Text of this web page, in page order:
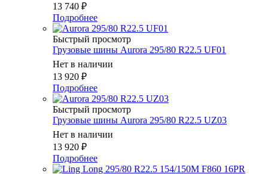
13 740 ₽
Подробнее
Быстрый просмотр
Грузовые шины Aurora 295/80 R22.5 UF01
Нет в наличии
13 920 ₽
Подробнее
Быстрый просмотр
Грузовые шины Aurora 295/80 R22.5 UZ03
Нет в наличии
13 920 ₽
Подробнее